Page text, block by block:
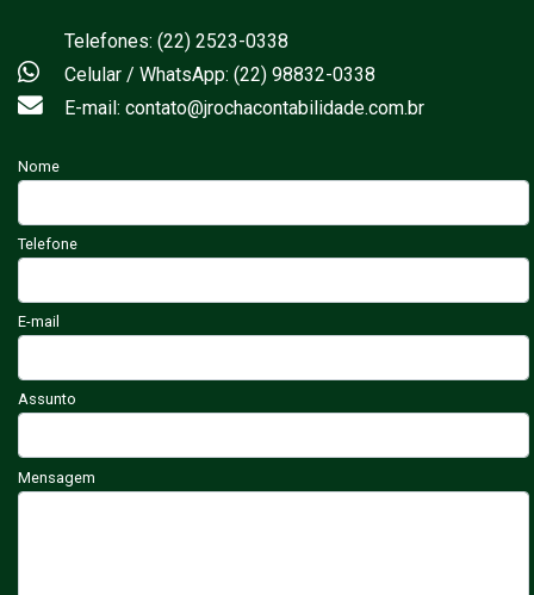
Telefones: (22) 2523-0338
Celular / WhatsApp: (22) 98832-0338
E-mail: contato@jrochacontabilidade.com.br
Nome
Telefone
E-mail
Assunto
Mensagem